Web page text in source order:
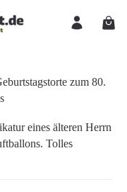
eines älteren Herrn
Tolles